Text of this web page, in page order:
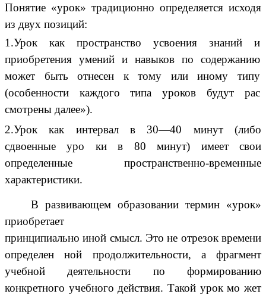
Понятие «урок» традиционно определяется исходя
из двух позиций:
1.Урок как пространство усвоения знаний и
приобретения умений и навыков по содержанию
может быть отнесен к тому или иному типу
(особенности каждого типа уроков будут рас
смотрены далее»).
2.Урок как интервал в 30—40 минут (либо
сдвоенные уро ки в 80 минут) имеет свои
определенные пространственно-временные
характеристики.
В развивающем образовании термин «урок»
приобретает
принципиально иной смысл. Это не отрезок времени
определен ной продолжительности, а фрагмент
учебной деятельности по формированию
конкретного учебного действия. Такой урок мо жет